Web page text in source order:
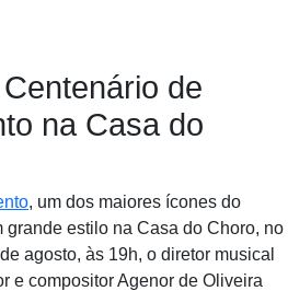
de
na Casa do
, um dos maiores ícones do
grande estilo na Casa do Choro, no
agosto, às 19h, o diretor musical
e compositor Agenor de Oliveira